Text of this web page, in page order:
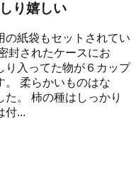
り嬉しい
の紙袋もセットされてい
封されたケースにお
り入ってた物が６カップ
。 柔らかいものはな
た。 柿の種はしっかり
付...